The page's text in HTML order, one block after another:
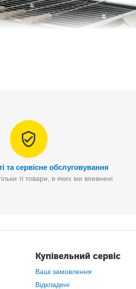
та сервісне обслуговування
ті товари, в яких ми впевнені
Купівельний сервіс
Ваші замовлення
Відкладені